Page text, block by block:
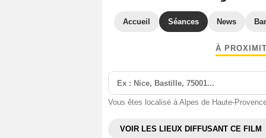
Accueil Séances News
À
Vous êtes localisé à Alpes de Haute-
VOIR LES LIEUX DIFFUSANT CE FILM